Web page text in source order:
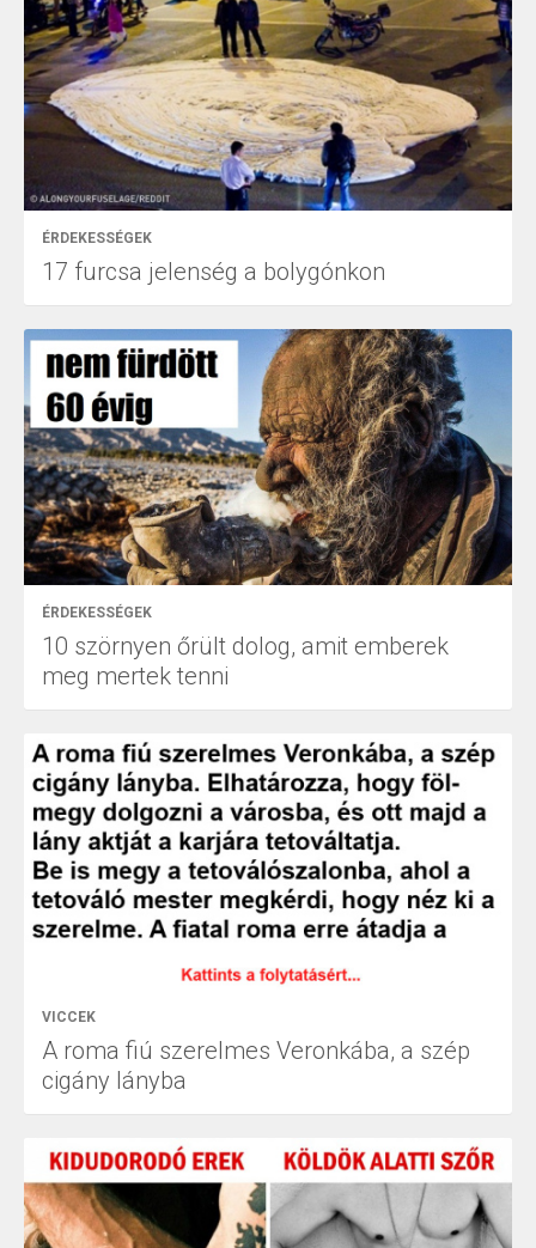
ÉRDEKESSÉGEK
17 furcsa jelenség a bolygónkon
ÉRDEKESSÉGEK
10 szörnyen őrült dolog, amit emberek
meg mertek tenni
VICCEK
A roma fiú szerelmes Veronkába, a szép
cigány lányba